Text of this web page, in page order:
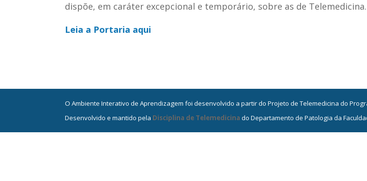
dispõe, em caráter excepcional e temporário, sobre as de Telemedicina.
Leia a Portaria aqui
O Ambiente Interativo de Aprendizagem foi desenvolvido a partir do Projeto de Telemedicina do
Desenvolvido e mantido pela Disciplina de Telemedicina do Departamento de Patologia da